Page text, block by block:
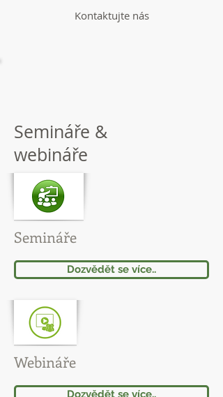
Kontaktujte nás
Semináře &
webináře
Semináře
Dozvědět se více..
Webináře
Dozvědět se více..